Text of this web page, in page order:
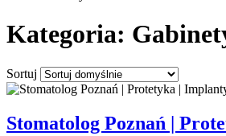
Kategoria:
Sortuj
Stomatolog Poznań |